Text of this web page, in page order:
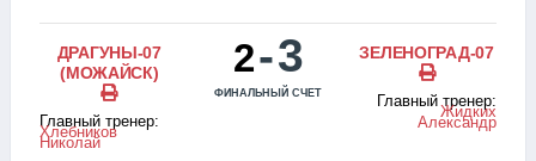
ДРАГУНЫ-07
(МОЖАЙСК)
Главный тренер:
Хлебников
Николай
2-3
ФИНАЛЬНЫЙ СЧЕТ
ЗЕЛЕНОГРАД-07
Главный тренер:
Жидких
Александр